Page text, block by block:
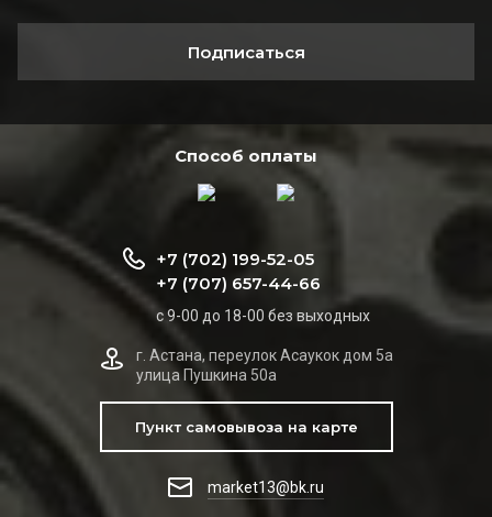
Подписаться
Способ оплаты
+7 (702) 199-52-05
+7 (707) 657-44-66
с 9-00 до 18-00 без выходных
г. Астана, переулок Асаукок дом 5а
улица Пушкина 50а
Пункт самовывоза на карте
market13@bk.ru